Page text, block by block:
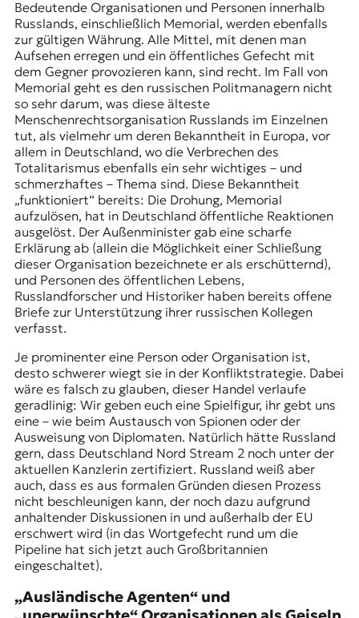
Bedeutende Organisationen und Personen innerhalb
Russlands, einschließlich Memorial, werden ebenfalls
zur gültigen Währung. Alle Mittel, mit denen man
Aufsehen erregen und ein öffentliches Gefecht mit
dem Gegner provozieren kann, sind recht. Im Fall von
Memorial geht es den russischen Politmanagern nicht
so sehr darum, was diese älteste
Menschenrechtsorganisation Russlands im Einzelnen
tut, als vielmehr um deren Bekanntheit in Europa, vor
allem in Deutschland, wo die Verbrechen des
Totalitarismus ebenfalls ein sehr wichtiges – und
schmerzhaftes – Thema sind. Diese Bekanntheit
„funktioniert“ bereits: Die Drohung, Memorial
aufzulösen, hat in Deutschland öffentliche Reaktionen
ausgelöst. Der Außenminister gab eine scharfe
Erklärung ab (allein die Möglichkeit einer Schließung
dieser Organisation bezeichnete er als erschütternd),
und Personen des öffentlichen Lebens,
Russlandforscher und Historiker haben bereits offene
Briefe zur Unterstützung ihrer russischen Kollegen
verfasst.
Je prominenter eine Person oder Organisation ist,
desto schwerer wiegt sie in der Konfliktstrategie. Dabei
wäre es falsch zu glauben, dieser Handel verlaufe
geradlinig: Wir geben euch eine Spielfigur, ihr gebt uns
eine – wie beim Austausch von Spionen oder der
Ausweisung von Diplomaten. Natürlich hätte Russland
gern, dass Deutschland Nord Stream 2 noch unter der
aktuellen Kanzlerin zertifiziert. Russland weiß aber
auch, dass es aus formalen Gründen diesen Prozess
nicht beschleunigen kann, der noch dazu aufgrund
anhaltender Diskussionen in und außerhalb der EU
erschwert wird (in das Wortgefecht rund um die
Pipeline hat sich jetzt auch Großbritannien
eingeschaltet).
„Ausländische Agenten“ und